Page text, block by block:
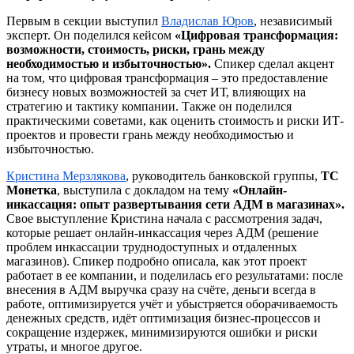
Первым в секции выступил Владислав Юров, независимый
эксперт. Он поделился кейсом «Цифровая трансформация:
возможности, стоимость, риски, грань между
необходимостью и избыточностью». Спикер сделал акцент
на том, что цифровая трансформация – это предоставление
бизнесу новых возможностей за счет ИТ, влияющих на
стратегию и тактику компании. Также он поделился
практическими советами, как оценить стоимость и риски ИТ-
проектов и провести грань между необходимостью и
избыточностью.
Кристина Мерзлякова, руководитель банковской группы, ТС
Монетка, выступила с докладом на тему «Онлайн-
инкассация: опыт развертывания сети АДМ в магазинах».
Свое выступление Кристина начала с рассмотрения задач,
которые решает онлайн-инкассация через АДМ (решение
проблем инкассации труднодоступных и отдаленных
магазинов). Спикер подробно описала, как этот проект
работает в ее компании, и поделилась его результатами: после
внесения в АДМ выручка сразу на счёте, деньги всегда в
работе, оптимизируется учёт и убыстряется оборачиваемость
денежных средств, идёт оптимизация бизнес-процессов и
сокращение издержек, минимизируются ошибки и риски
утраты, и многое другое.